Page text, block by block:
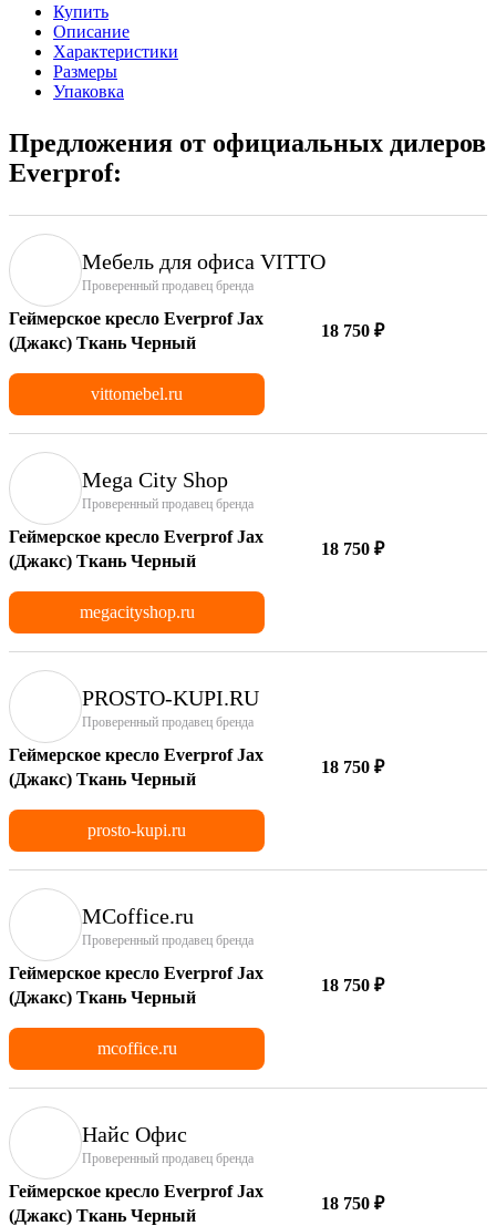
Купить
Описание
Характеристики
Размеры
Упаковка
Предложения от официальных дилеров
Everprof:
Мебель для офиса VITTO
Проверенный продавец бренда
Геймерское кресло Everprof Jax
(Джакс) Ткань Черный
18 750 ₽
vittomebel.ru
Mega City Shop
Проверенный продавец бренда
Геймерское кресло Everprof Jax
(Джакс) Ткань Черный
18 750 ₽
megacityshop.ru
PROSTO-KUPI.RU
Проверенный продавец бренда
Геймерское кресло Everprof Jax
(Джакс) Ткань Черный
18 750 ₽
prosto-kupi.ru
MCoffice.ru
Проверенный продавец бренда
Геймерское кресло Everprof Jax
(Джакс) Ткань Черный
18 750 ₽
mcoffice.ru
Найс Офис
Проверенный продавец бренда
Геймерское кресло Everprof Jax
(Джакс) Ткань Черный
18 750 ₽